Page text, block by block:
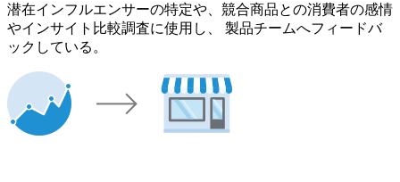
潜在インフルエンサーの特定や、競合商品との消費者の感情
やインサイト比較調査に使用し、 製品チームへフィードバ
ックしている。